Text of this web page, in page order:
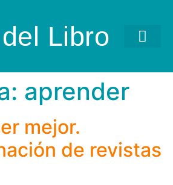
Libro
aprender
mejor.
de revistas